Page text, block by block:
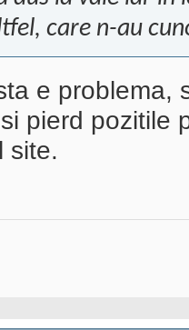
care n-au
e problema,
pierd pozitile
site.